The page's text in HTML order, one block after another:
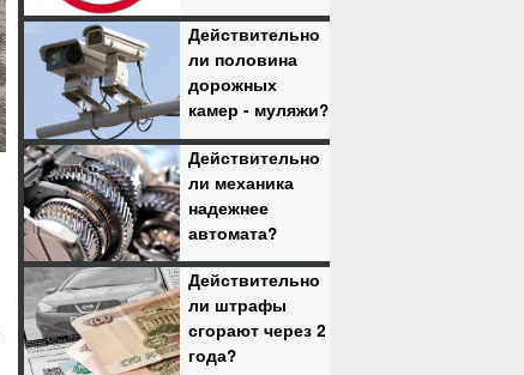
Действительно
ли половина
дорожных
камер - муляжи?
Действительно
ли механика
надежнее
автомата?
Действительно
ли штрафы
сгорают через 2
года?